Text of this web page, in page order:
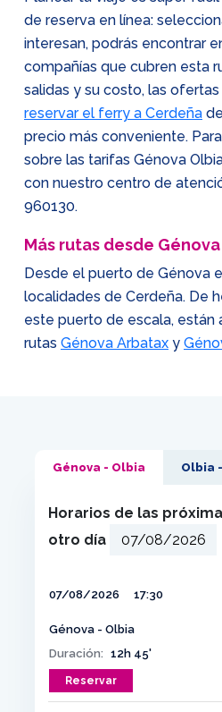
de reserva en línea:
interesan, podrás encontrar
compañías que cubren esta
salidas y su costo, las
reservar el ferry a Cerdeña
precio más conveniente.
sobre las tarifas Génova
con nuestro centro de
960130.
Más rutas desde Génova
Desde el puerto de Génova
localidades de Cerdeña. De
este puerto de escala, están
rutas Génova Arbatax y
Génova - Olbia Olbia
Horarios de las
otro día
07/08/2026 17:30
Génova - Olbia
Duración: 12h 45'
Reservar